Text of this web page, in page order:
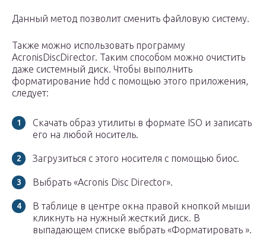
Данный метод позволит сменить файловую систему.
Также можно использовать программу
AcronisDiscDirector. Таким способом можно очистить
даже системный диск. Чтобы выполнить
форматирование hdd с помощью этого приложения,
следует:
Скачать образ утилиты в формате ISO и записать
его на любой носитель.
Загрузиться с этого носителя с помощью биос.
Выбрать «Acronis Disc Director».
В таблице в центре окна правой кнопкой мыши
кликнуть на нужный жесткий диск. В
выпадающем списке выбрать «Форматировать ».